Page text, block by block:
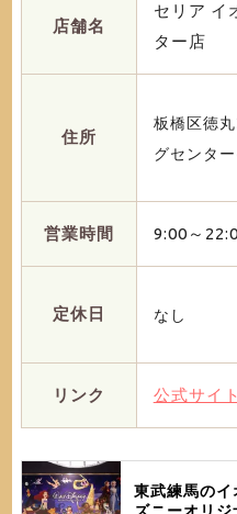
店舗名
セリア イ
ター店
住所
板橋区徳
グセンタ
営業時間 9:00～
定休日 なし
リンク 公式サイト
東武練馬のイ
ズニーオリジ